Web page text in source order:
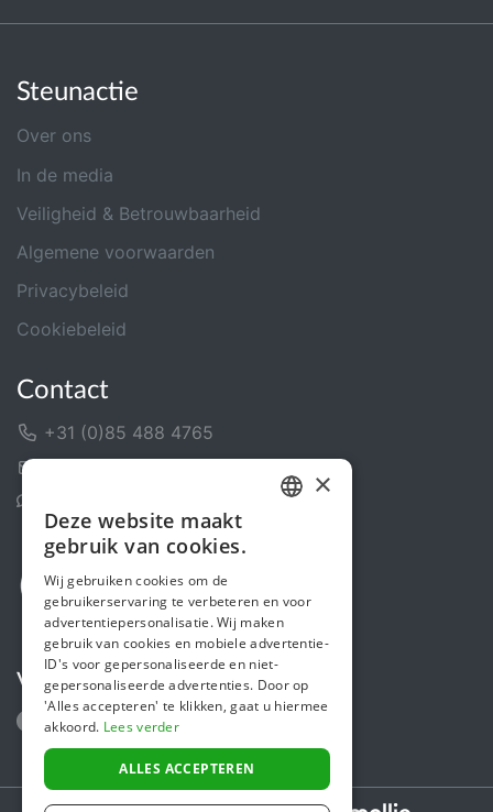
Steunactie
Over ons
In de media
Veiligheid & Betrouwbaarheid
Algemene voorwaarden
Privacybeleid
Cookiebeleid
Contact
+31 (0)85 488 4765
Volg ons
ENGLISH
×
Deze website maakt
gebruik van cookies.
Wij gebruiken cookies om de
gebruikerservaring te verbeteren en voor
advertentiepersonalisatie. Wij maken
gebruik van cookies en mobiele advertentie-
ID's voor gepersonaliseerde en niet-
gepersonaliseerde advertenties. Door op
'Alles accepteren' te klikken, gaat u hiermee
akkoord. Lees verder
ALLES ACCEPTEREN